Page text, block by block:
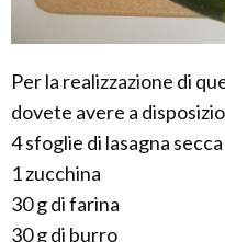
Per la realizzazione di
dovete avere a
4 sfoglie di lasagna secca
1 zucchina
30 g di farina
30 g di burro